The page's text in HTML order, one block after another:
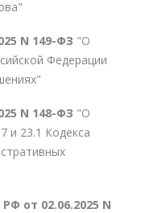
N 149-ФЗ "О
Федерации
N 148-ФЗ "О
и 23.1 Кодекса
от 02.06.2025 N